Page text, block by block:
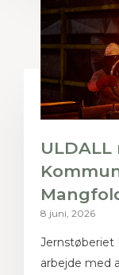
8 juni, 2026
Jernstøberiet
arbejde med